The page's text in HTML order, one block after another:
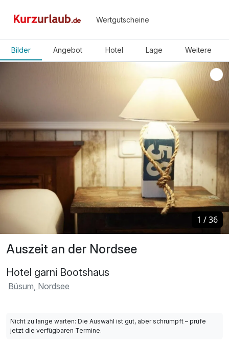
Wertgutscheine
Bilder Angebot Hotel Lage Weitere
Auszeit an der Nordsee
Hotel garni Bootshaus
Büsum, Nordsee
1 /36
1 /36
Nicht zu lange warten: Die Auswahl ist gut, aber schrumpft – prüfe
jetzt die verfügbaren Termine.